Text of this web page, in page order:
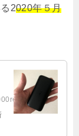
2020年５月